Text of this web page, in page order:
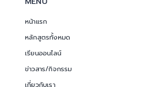
หน้าแรก
หลักสูตรทั้งหมด
เรียนออนไลน์
ข่าวสาร/กิจกรรม
เกี่ยวกับเรา